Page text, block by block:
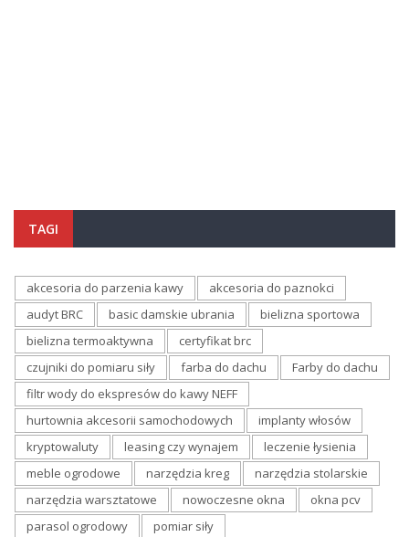
TAGI
akcesoria do parzenia kawy
akcesoria do paznokci
audyt BRC
basic damskie ubrania
bielizna sportowa
bielizna termoaktywna
certyfikat brc
czujniki do pomiaru siły
farba do dachu
Farby do dachu
filtr wody do ekspresów do kawy NEFF
hurtownia akcesorii samochodowych
implanty włosów
kryptowaluty
leasing czy wynajem
leczenie łysienia
meble ogrodowe
narzędzia kreg
narzędzia stolarskie
narzędzia warsztatowe
nowoczesne okna
okna pcv
parasol ogrodowy
pomiar siły